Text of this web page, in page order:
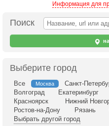
Информация для
Поиск
Выберите город
Все Москва Санкт-
Волгоград
Екатеринбург
Красноярск
Нижний
Ростов-на-Дону
Рязань
Выбрать другой город